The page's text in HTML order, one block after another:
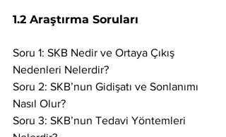
1.2 Araştırma Soruları
Soru 1: SKB Nedir ve Ortaya Çıkış
Nedenleri Nelerdir?
Soru 2: SKB’nun Gidişatı ve Sonlanımı
Nasıl Olur?
Soru 3: SKB’nun Tedavi Yöntemleri